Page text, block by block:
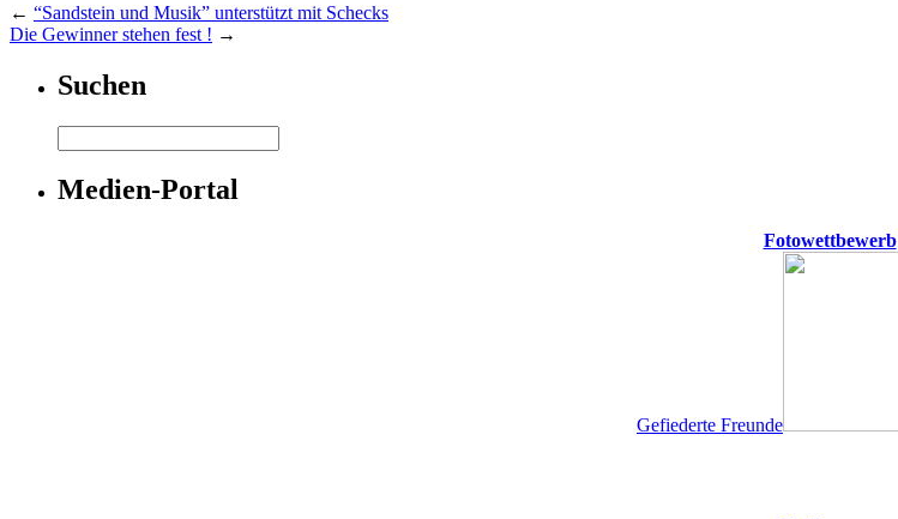
← “Sandstein und Musik” unterstützt mit Schecks
Die Gewinner stehen fest ! →
Suchen
Medien-Portal
Fotowettbewerb
Gefiederte Freunde